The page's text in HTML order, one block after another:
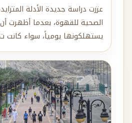
عززت دراسة جديدة الأدلة
الصحية للقهوة، بعدما أظهرت
يستهلكونها يومياً، سواء كانت